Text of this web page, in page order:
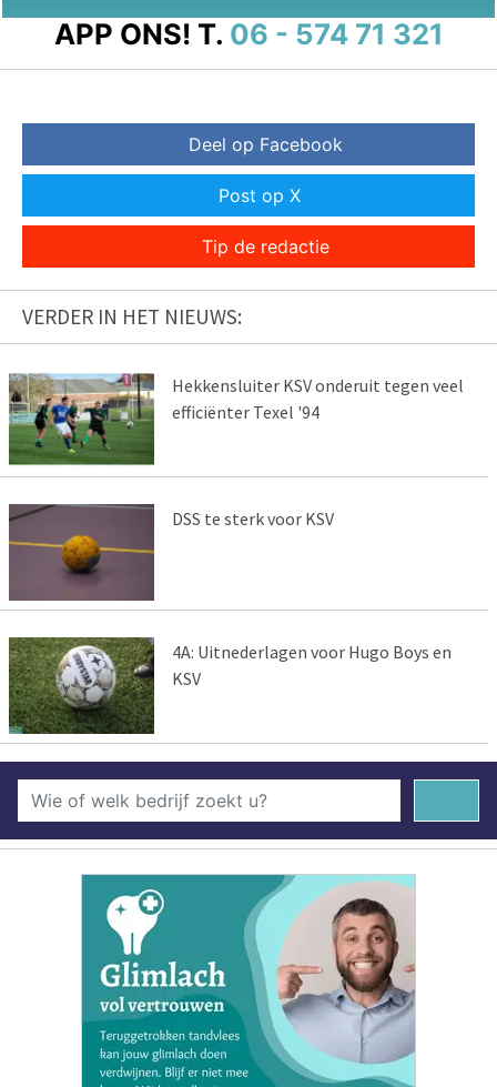
APP ONS! T. 06 - 574 71 321
Deel op Facebook
Post op X
Tip de redactie
VERDER IN HET NIEUWS:
Hekkensluiter KSV onderuit tegen veel
efficiënter Texel '94
DSS te sterk voor KSV
4A: Uitnederlagen voor Hugo Boys en
KSV